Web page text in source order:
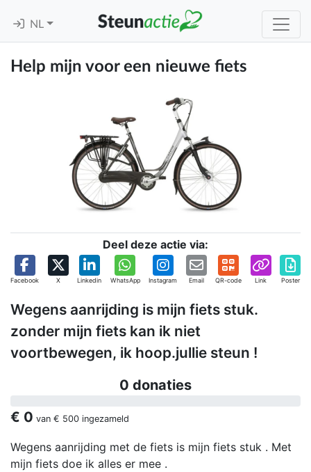
NL
Help mijn voor een nieuwe fiets
Deel deze actie via:
Facebook X Linkedin WhatsApp Instagram Email QR-code Link Poster
Wegens aanrijding is mijn fiets stuk.
zonder mijn fiets kan ik niet
voortbewegen, ik hoop.jullie steun !
0 donaties
€ 0 van € 500 ingezameld
Wegens aanrijding met de fiets is mijn fiets stuk . Met
mijn fiets doe ik alles er mee .